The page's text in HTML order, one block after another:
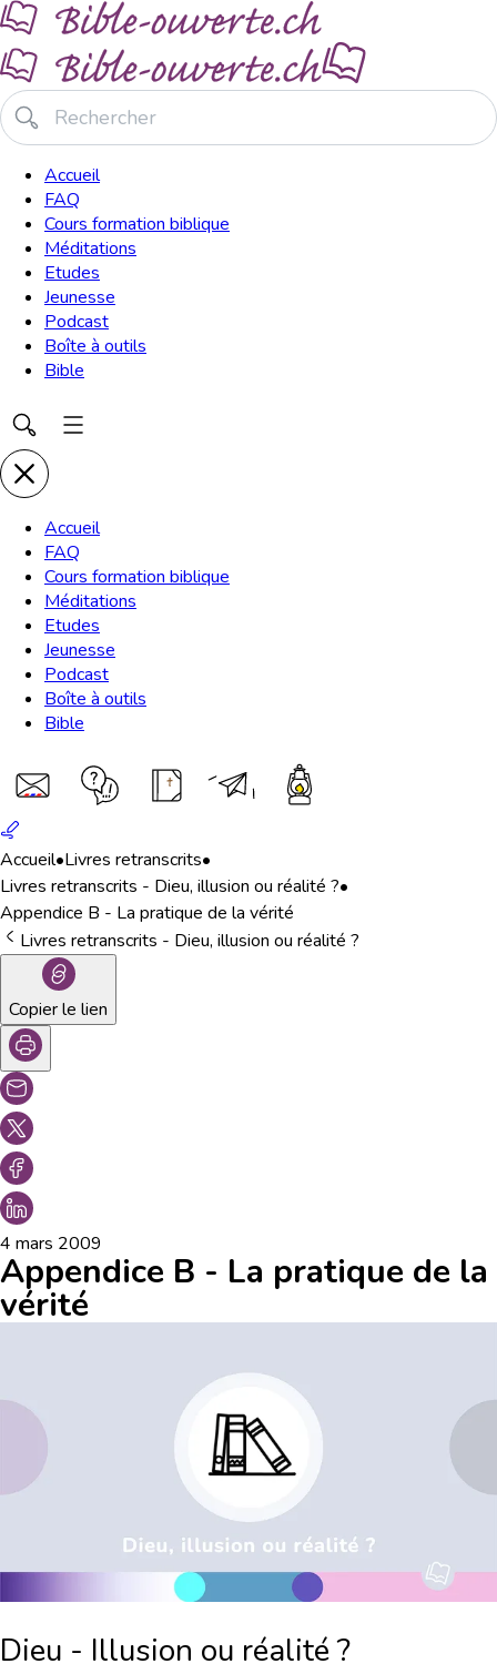
Accueil
FAQ
Cours formation biblique
Méditations
Etudes
Jeunesse
Podcast
Boîte à outils
Bible
Accueil
FAQ
Cours formation biblique
Méditations
Etudes
Jeunesse
Podcast
Boîte à outils
Bible
Accueil•Livres retranscrits•
Livres retranscrits - Dieu, illusion ou réalité ?•
Appendice B - La pratique de la vérité
Livres retranscrits - Dieu, illusion ou réalité ?
Copier le lien
4 mars 2009
Appendice B - La pratique de la
vérité
Dieu - Illusion ou réalité ?